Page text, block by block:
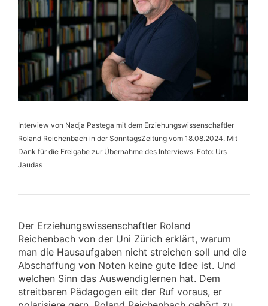
Interview von Nadja Pastega mit dem Erziehungswissenschaftler
Roland Reichenbach in der SonntagsZeitung vom 18.08.2024. Mit
Dank für die Freigabe zur Übernahme des Interviews. Foto: Urs
Jaudas
Der Erziehungswissenschaftler Roland
Reichenbach von der Uni Zürich erklärt, warum
man die Hausaufgaben nicht streichen soll und die
Abschaffung von Noten keine gute Idee ist. Und
welchen Sinn das Auswendiglernen hat. Dem
streitbaren Pädagogen eilt der Ruf voraus, er